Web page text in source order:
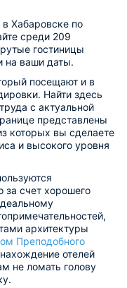
Хабаровске по
среди 209
гостиницы
на ваши даты.
посещают и в
Найти здесь
с актуальной
представлены
которых вы сделаете
и высокого уровня
за счет хорошего
архитектуры
Преподобного
отелей
не ломать голову